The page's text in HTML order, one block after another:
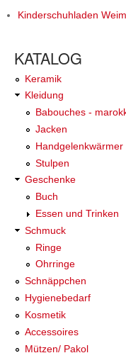
Kinderschuhladen
KATALOG
Keramik
Kleidung
Babouches -
Jacken
Handgelenkwärmer
Stulpen
Geschenke
Buch
Essen und Trinken
Schmuck
Ringe
Ohrringe
Schnäppchen
Hygienebedarf
Kosmetik
Accessoires
Mützen/ Pakol